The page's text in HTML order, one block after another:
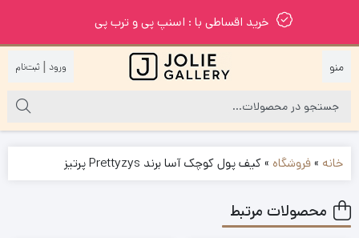
خرید اقساطی با : اسنپ پی و ترب پی
|
خانه »فروشگاه »کیف پول کوچک آسا برند Prettyzys پرتیز
محصولات مرتبط